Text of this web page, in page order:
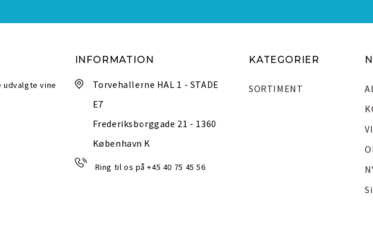
udvalgte vine
INFORMATION
Torvehallerne HAL 1 - STADE
E7
Frederiksborggade 21 - 1360
København K
Ring til os på +45 40 75 45 56
KATEGORIER
SORTIMENT